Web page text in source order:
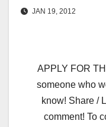
JAN 19, 2012
APPLY FOR
someone who
know! Share /
comment! To